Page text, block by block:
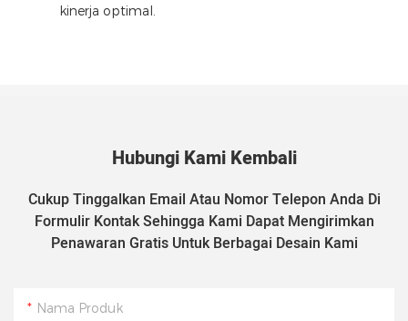
kinerja optimal.
Hubungi Kami Kembali
Cukup Tinggalkan Email Atau Nomor Telepon Anda Di
Formulir Kontak Sehingga Kami Dapat Mengirimkan
Penawaran Gratis Untuk Berbagai Desain Kami
Nama Produk